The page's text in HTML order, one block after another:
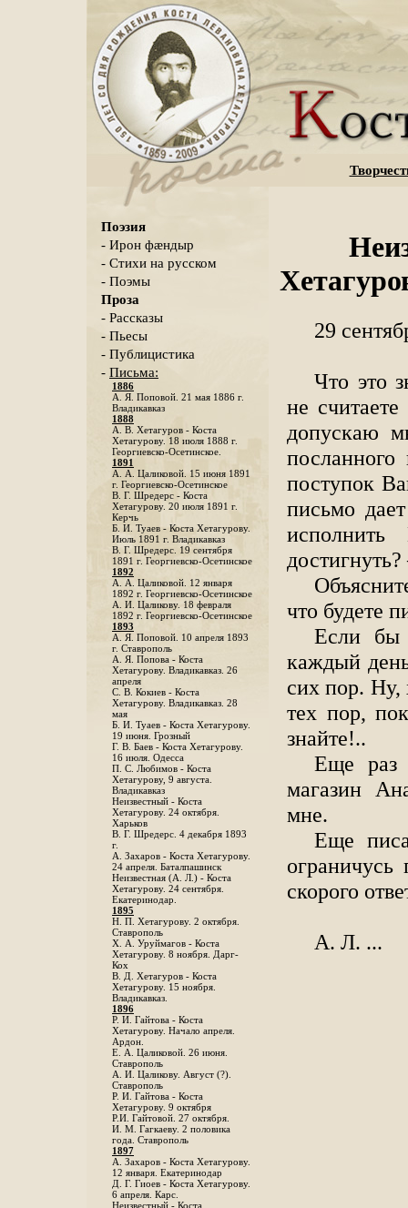
Поэзия
- Ирон фæндыр
- Стихи на русском
- Поэмы
Проза
- Рассказы
- Пьесы
- Публицистика
- Письма:
1886
А. Я. Поповой. 21 мая 1886 г.
Владикавказ
1888
A. В. Хетагуров - Коста
Хетагурову. 18 июля 1888 г.
Георгиевско-Осетинское.
1891
А. А. Цаликовой. 15 июня 1891
г. Георгиевско-Осетинское
B. Г. Шредерс - Коста
Хетагурову. 20 июля 1891 г.
Керчь
Б. И. Туаев - Коста Хетагурову.
Июль 1891 г. Владикавказ
В. Г. Шредерс. 19 сентября
1891 г. Георгиевско-Осетинское
1892
А. А. Цаликовой. 12 января
1892 г. Георгиевско-Осетинское
А. И. Цаликову. 18 февраля
1892 г. Георгиевско-Осетинское
1893
А. Я. Поповой. 10 апреля 1893
г. Ставрополь
A. Я. Попова - Коста
Хетагурову. Владикавказ. 26
апреля
С. В. Кокиев - Коста
Хетагурову. Владикавказ. 28
мая
Б. И. Туаев - Коста Хетагурову.
19 июня. Грозный
Г. В. Баев - Коста Хетагурову.
16 июля. Одесса
П. С. Любимов - Коста
Хетагурову, 9 августа.
Владикавказ
Неизвестный - Коста
Хетагурову. 24 октября.
Харьков
B. Г. Шредерс. 4 декабря 1893
г.
А. Захаров - Коста Хетагурову.
24 апреля. Баталпашинск
Неизвестная (А. Л.) - Коста
Хетагурову. 24 сентября.
Екатеринодар.
1895
Н. П. Хетагурову. 2 октября.
Ставрополь
X. А. Уруймагов - Коста
Хетагурову. 8 ноября. Дарг-
Кох
В. Д. Хетагуров - Коста
Хетагурову. 15 ноября.
Владикавказ.
1896
Р. И. Гайтова - Коста
Хетагурову. Начало апреля.
Ардон.
Е. А. Цаликовой. 26 июня.
Ставрополь
А. И. Цаликову. Август (?).
Ставрополь
Р. И. Гайтова - Коста
Хетагурову. 9 октября
Р.И. Гайтовой. 27 октября.
И. М. Гагкаеву. 2 половика
года. Ставрополь
1897
А. Захаров - Коста Хетагурову.
12 января. Екатеринодар
Д. Г. Гиоев - Коста Хетагурову.
6 апреля. Карс.
Неизвестный - Коста
29
Что это
не
допускаю
поступок
письмо
что будете
Если бы
каждый
сих пор. Ну,
тех пор,
знайте!..
Еще раз
магазин
мне.
Еще
скорого
А. Л. ...